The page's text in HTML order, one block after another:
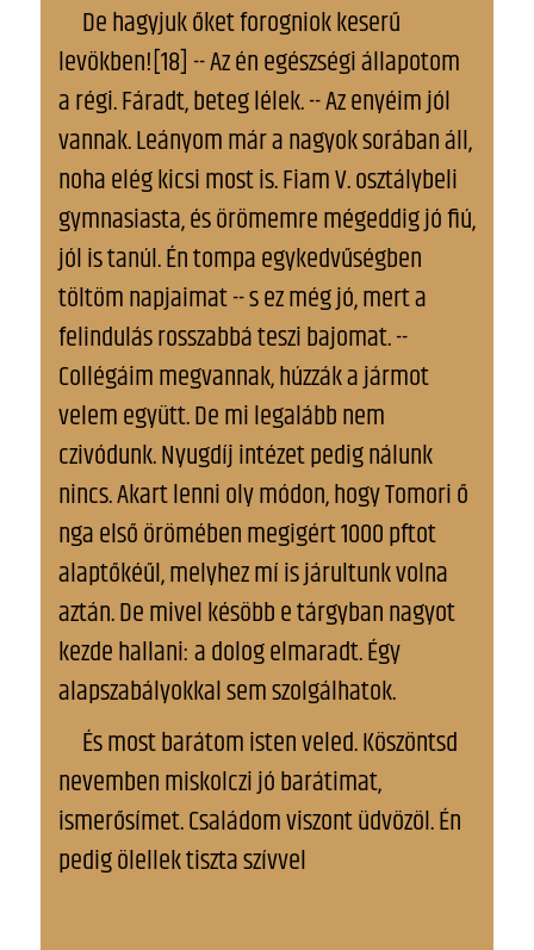
De hagyjuk őket forogniok keserű
levökben![18] -- Az én egészségi állapotom
a régi. Fáradt, beteg lélek. -- Az enyéim jól
vannak. Leányom már a nagyok sorában áll,
noha elég kicsi most is. Fiam V. osztálybeli
gymnasiasta, és örömemre mégeddig jó fiú,
jól is tanúl. Én tompa egykedvűségben
töltöm napjaimat -- s ez még jó, mert a
felindulás rosszabbá teszi bajomat. --
Collégáim megvannak, húzzák a jármot
velem együtt. De mi legalább nem
czivódunk. Nyugdíj intézet pedig nálunk
nincs. Akart lenni oly módon, hogy Tomori ő
nga első örömében megigért 1000 pftot
alaptőkéűl, melyhez mí is járultunk volna
aztán. De mivel késöbb e tárgyban nagyot
kezde hallani: a dolog elmaradt. Így
alapszabályokkal sem szolgálhatok.
És most barátom isten veled. Köszöntsd
nevemben miskolczi jó barátimat,
ismerősímet. Családom viszont üdvözöl. Én
pedig ölellek tiszta szívvel